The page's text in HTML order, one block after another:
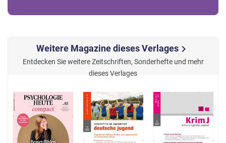
Weitere Magazine dieses Verlageschevron_right
Entdecken Sie weitere Zeitschriften, Sonderhefte und mehr
dieses Verlages